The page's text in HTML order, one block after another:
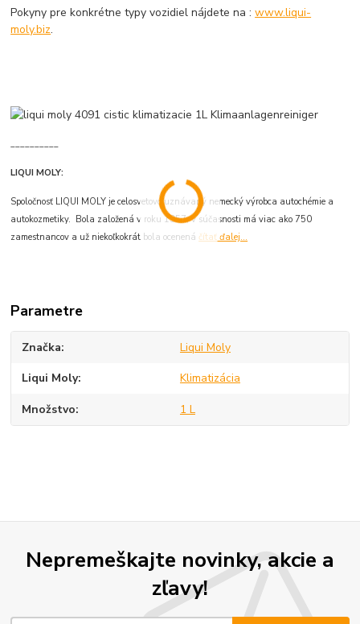
Pokyny pre konkrétne typy vozidiel nájdete na :www.liqui-
moly.biz.
LIQUI MOLY:
Spoločnosť LIQUI MOLY je celosvetovo uznávaný nemecký výrobca autochémie a
autokozmetiky. Bola založená v roku 1957, v súčasnosti má viac ako 750
zamestnancov a už niekoľkokrát bola ocenenáčítať ďalej...
Parametre
Značka Liqui Moly
Liqui Moly Klimatizácia
Množstvo 1 L
Nepremeškajte novinky, akcie a
zľavy!